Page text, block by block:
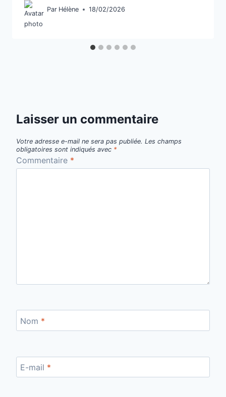
Par Hélène 18/02/2026
Laisser un commentaire
Votre adresse e-mail ne sera pas publiée. Les champs
obligatoires sont indiqués avec *
Commentaire *
Nom *
E-mail *